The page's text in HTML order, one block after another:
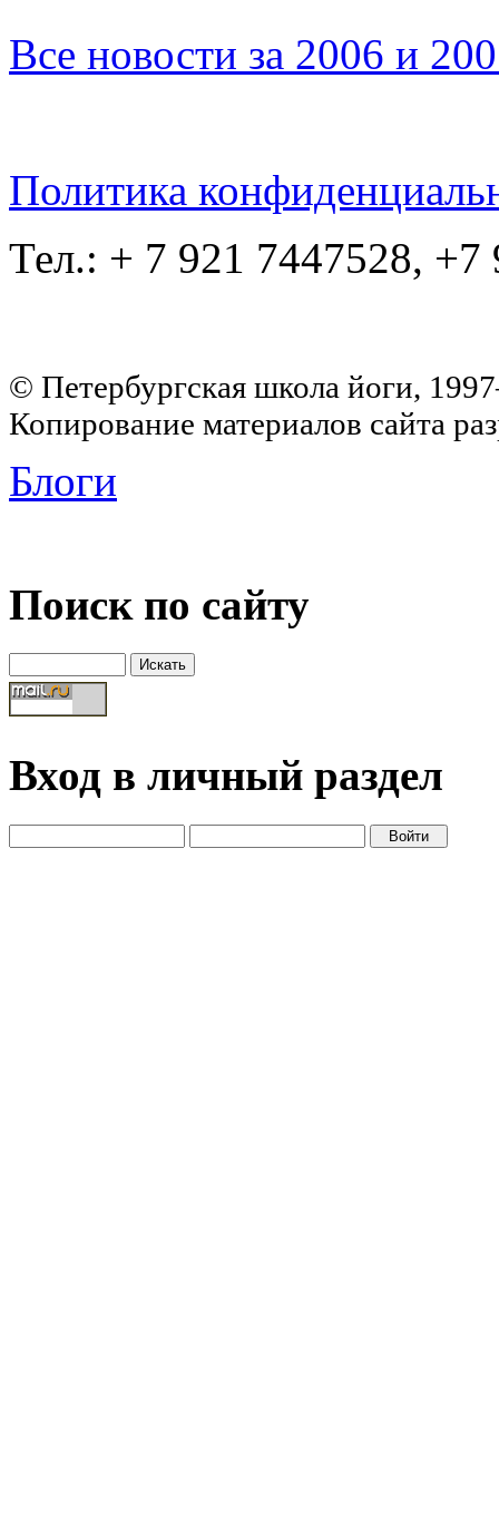
Все новости за 2006 и
Политика
Тел.: + 7 921 7447528, +7
© Петербургская школа йоги,
Копирование материалов сайта
Блоги
Поиск по сайту
Вход в личный раздел